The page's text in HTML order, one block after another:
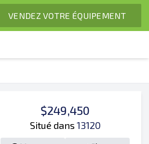
VENDEZ VOTRE ÉQUIPEMENT
$249,450
Situé dans 13120